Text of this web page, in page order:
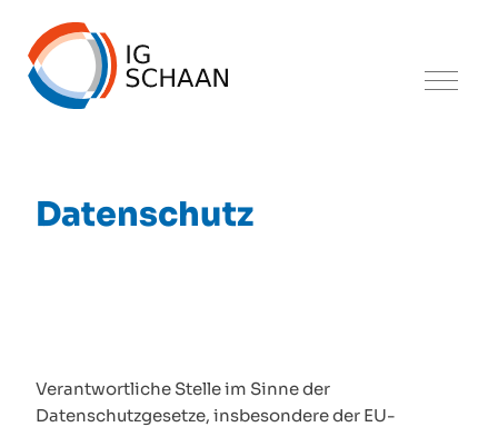
Datenschutz
Verantwortliche Stelle im Sinne der
Datenschutzgesetze, insbesondere der EU-